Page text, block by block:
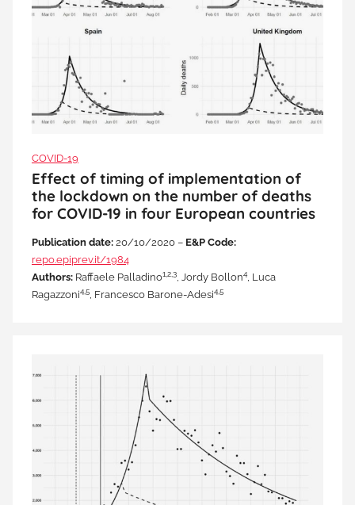
COVID-19
Effect of timing of implementation of
the lockdown on the number of deaths
for COVID-19 in four European countries
Publication date: 20/10/2020 – E&P Code:
repo.epiprev.it/1984
Authors: Raffaele Palladino1,2,3 , Jordy Bollon4
, Luca
Ragazzoni4,5 , Francesco Barone-Adesi4,5